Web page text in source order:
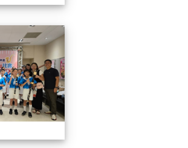
113學生音樂比賽